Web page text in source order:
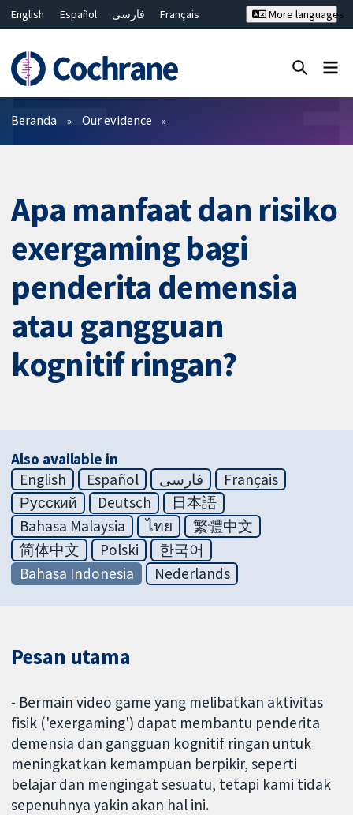
English Español فارسی
Français
Bahasa Malaysia
ไทย
繁體中文
简体中文
More languages
Filter
Beranda Our evidence
Apa manfaat dan risiko
exergaming bagi
penderita demensia
atau gangguan
kognitif ringan?
Also available in
English
Español فارسی
Français
Русский
Deutsch
日本語
Bahasa Malaysia
ไทย
繁體中文
简体中文
Polski
한국어
Bahasa Indonesia
Nederlands
Pesan utama
- Bermain video game yang melibatkan aktivitas
fisik ('exergaming') dapat membantu penderita
demensia dan gangguan kognitif ringan untuk
meningkatkan kemampuan berpikir, seperti
belajar dan mengingat sesuatu, tetapi kami tidak
sepenuhnya yakin akan hal ini.